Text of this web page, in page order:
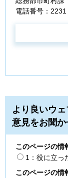
電話番号：2231
より良いウ
意見をお聞
このページの情
1：役に立っ
このページの情